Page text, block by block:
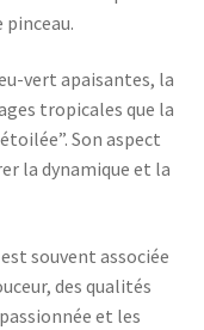
vert apaisantes, la
tropicales que la
Son aspect
la dynamique et la
souvent associée
des qualités
et les